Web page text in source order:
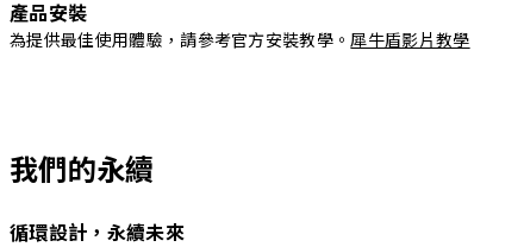
產品安裝
為提供最佳使用體驗，請參考官方安裝教學。 犀牛盾影片教學
我們的永續
循環設計，永續未來